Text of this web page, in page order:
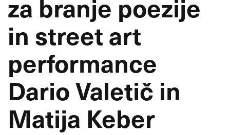
za branje poezije
in street art
performance
Dario Valetič in
Matija Keber